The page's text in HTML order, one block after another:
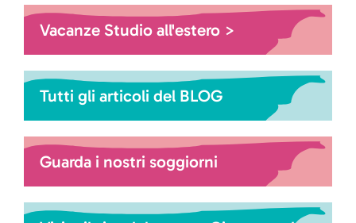
Vacanze Studio all'estero >
Tutti gli articoli del BLOG
Guarda i nostri soggiorni